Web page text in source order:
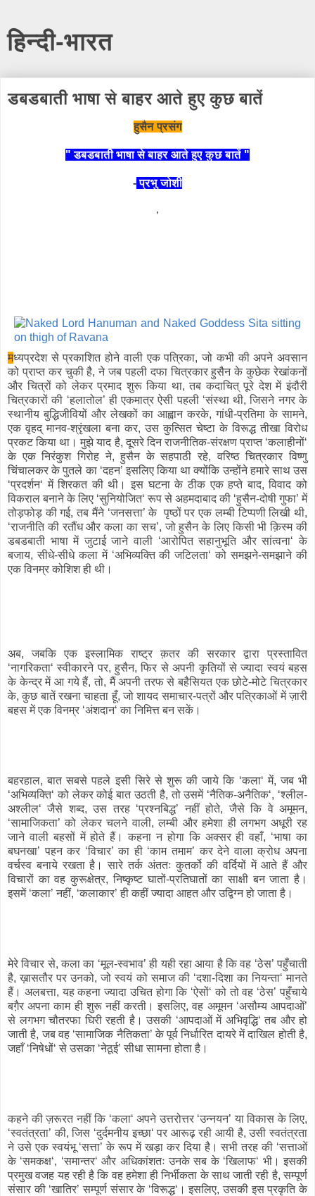
हिन्दी-भारत
डबडबाती भाषा से बाहर आते हुए कुछ बातें
हुसैन प्रसंग
" डबडबाती भाषा से बाहर आते हुए कुछ बातें "
-प्रभु जोशी
’
मध्यप्रदेश से प्रकाशित होने वाली एक पत्रिका, जो कभी की अपने अवसान
को प्राप्त कर चुकी है, ने जब पहली दफा चित्रकार हुसैन के कुछेक रेखांकनों
और चित्रों को लेकर प्रमाद शुरू किया था, तब कदाचित् पूरे देश में इंदौरी
चित्रकारों की ‘हलातोल’ ही एकमात्र ऐसी पहली ‘संस्था थी, जिसने नगर के
स्थानीय बुद्धिजीवियों और लेखकों का आह्वान करके, गांधी-प्रतिमा के सामने,
एक वृहद् मानव-श्रृंखला बना कर, उस कुत्सित चेष्टा के विरूद्ध तीखा विरोध
प्रकट किया था। मुझे याद है, दूसरे दिन राजनीतिक-संरक्षण प्राप्त ‘कलाहीनों‘
के एक निरंकुश गिरोह ने, हुसैन के सहपाठी रहे, वरिष्ठ चित्रकार विष्णु
चिंचालकर के पुतले का ‘दहन’ इसलिए किया था क्योंकि उन्होंने हमारे साथ उस
‘प्रदर्शन‘ में शिरकत की थी। इस घटना के ठीक एक हप्ते बाद, विवाद को
विकराल बनाने के लिए ‘सुनियोजित‘ रूप से अहमदाबाद की ‘हुसैन-दोषी गुफा’ में
तोड़फोड़ की गई, तब मैंने ‘जनसत्ता’ के पृष्ठों पर एक लम्बी टिप्पणी लिखी थी,
‘राजनीति की रतौंध और कला का सच’, जो हुसैन के लिए किसी भी क़िस्म की
डबडबाती भाषा में जुटाई जाने वाली ‘आरोपित सहानुभूति और सांत्वना‘ के
बजाय, सीधे-सीधे कला में ‘अभिव्यक्ति की जटिलता‘ को समझने-समझाने की
एक विनम्र कोशिश ही थी।
अब, जबकि एक इस्लामिक राष्ट्र क़तर की सरकार द्वारा प्रस्तावित
‘नागरिकता‘ स्वीकारने पर, हुसैन, फिर से अपनी कृतियों से ज्यादा स्वयं बहस
के केन्द्र में आ गये हैं, तो, मैं अपनी तरफ से बहैसियत एक छोटे-मोटे चित्रकार
के, कुछ बातें रखना चाहता हूँ, जो शायद समाचार-पत्रों और पत्रिकाओं में ज़ारी
बहस में एक विनम्र ‘अंशदान‘ का निमित्त बन सकें।
बहरहाल, बात सबसे पहले इसी सिरे से शुरू की जाये कि ‘कला‘ में, जब भी
‘अभिव्यक्ति‘ को लेकर कोई बात उठती है, तो उसमें ‘नैतिक-अनैतिक‘, ‘श्लील-
अश्लील‘ जैसे शब्द, उस तरह ‘प्रश्नबिद्ध’ नहीं होते, जैसे कि वे अमूमन,
‘सामाजिकता’ को लेकर चलने वाली, लम्बी और हमेशा ही लगभग अधूरी रह
जाने वाली बहसों में होते हैं। कहना न होगा कि अक्सर ही वहाँ, ‘भाषा का
बघनखा’ पहन कर ‘विचार’ का ही ‘काम तमाम’ कर देने वाला क्रोध अपना
वर्चस्व बनाये रखता है। सारे तर्क अंततः कुतर्को की वर्दियों में आते हैं और
विचारों का वह कुरूक्षेत्र, निष्कृष्ट घातों-प्रतिघातों का साक्षी बन जाता है।
इसमें ‘कला’ नहीं, ‘कलाकार’ ही कहीं ज्यादा आहत और उद्विग्न हो जाता है।
मेरे विचार से, कला का ‘मूल-स्वभाव’ ही यही रहा आया है कि वह ‘ठेस’ पहुँचाती
है, ख़ासतौर पर उनको, जो स्वयं को समाज की ‘दशा-दिशा का नियन्ता‘ मानते
हैं। अलबत्ता, यह कहना ज्यादा उचित होगा कि ‘ऐसों‘ को तो वह ‘ठेस’ पहुँचाये
बगै़र अपना काम ही शुरू नहीं करती। इसलिए, वह अमूमन ‘असौम्य आपदाओं’
से लगभग चौतरफा घिरी रहती है। उसकी ‘आपदाओं में अभिवृद्धि‘ तब और हो
जाती है, जब वह ‘सामाजिक नैतिकता’ के पूर्व निर्धारित दायरे में दाखिल होती है,
जहाँ ‘निषेधों‘ से उसका ‘नेठूई’ सीधा सामना होता है।
कहने की ज़रूरत नहीं कि ‘कला‘ अपने उत्तरोत्तर ‘उन्नयन’ या विकास के लिए,
‘स्वतंत्रता’ की, जिस ‘दुर्दमनीय इच्छा‘ पर आरूढ़ रही आयी है, उसी स्वतंत्रता
ने उसे एक स्वयंभू ‘सत्ता’ के रूप में खड़ा कर दिया है। सभी तरह की ‘सत्ताओं
के ‘समकक्ष‘, ‘समान्तर‘ और अधिकांशतः उनके सब के ‘खिलाफ‘ भी। इसकी
प्रमुख वजह यह रही है कि वह हमेशा ही निर्भीकता के साथ जाती रही है, सम्पूर्ण
संसार की ‘खातिर’ सम्पूर्ण संसार के ‘विरूद्ध‘। इसलिए, उसकी इस प्रकृति के